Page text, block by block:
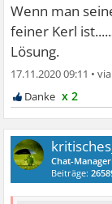
Wenn man
feiner Kerl
Lösung.
17.11.2020 09:11 •
x 2
Chat-
Beiträge: